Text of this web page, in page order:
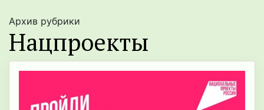
Архив рубрики
Нацпроекты